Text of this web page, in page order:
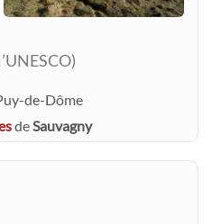
de-Dôme
deSauvagny